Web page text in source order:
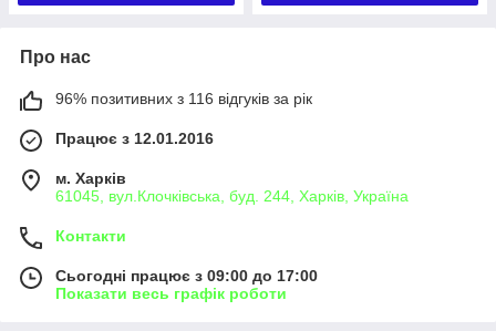
Про нас
96% позитивних з 116 відгуків за рік
Працює з 12.01.2016
м. Харків
61045, вул.Клочківська, буд. 244, Харків, Україна
Контакти
Сьогодні працює з 09:00 до 17:00
Показати весь графік роботи